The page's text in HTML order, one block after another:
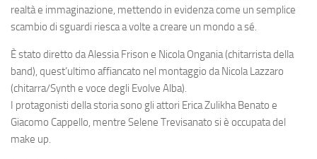
realtà e immaginazione, mettendo in evidenza come un semplice
scambio di sguardi riesca a volte a creare un mondo a sé.
È stato diretto da Alessia Frison e Nicola Ongania (chitarrista della
band), quest’ultimo affiancato nel montaggio da Nicola Lazzaro
(chitarra/Synth e voce degli Evolve Alba).
I protagonisti della storia sono gli attori Erica Zulikha Benato e
Giacomo Cappello, mentre Selene Trevisanato si è occupata del
make up.